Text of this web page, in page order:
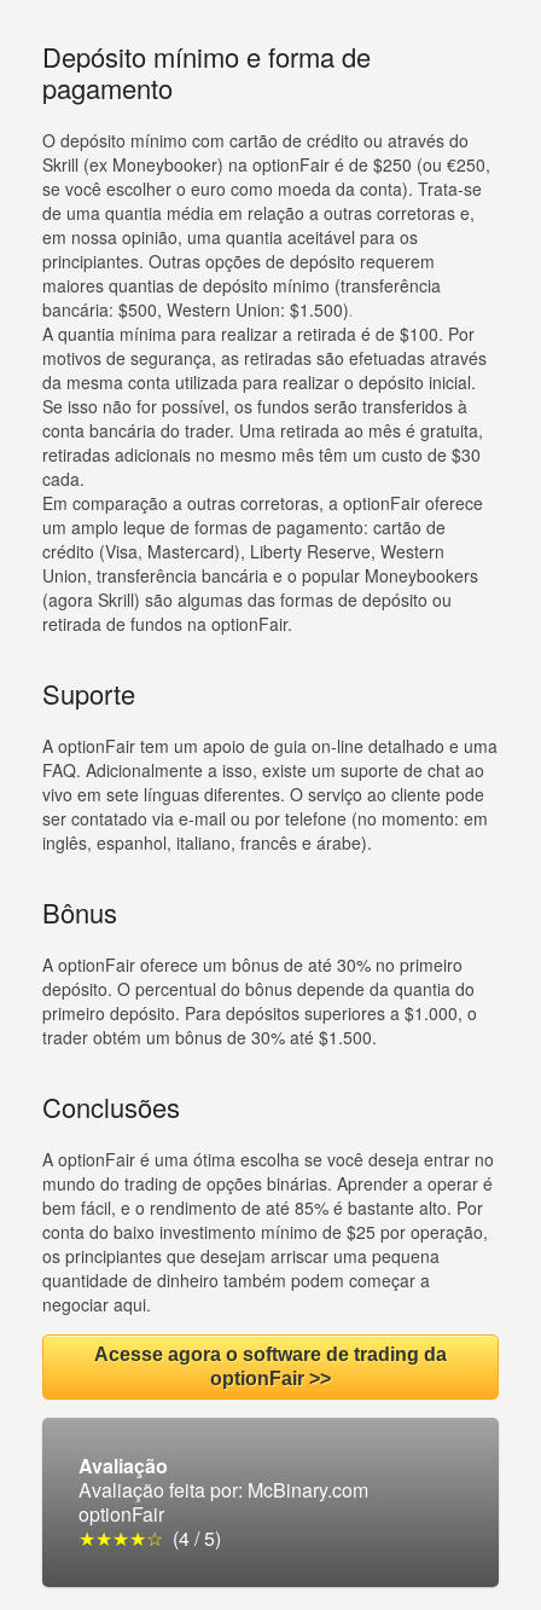
Depósito mínimo e forma de
pagamento
O depósito mínimo com cartão de crédito ou através do
Skrill (ex Moneybooker) na optionFair é de $250 (ou €250,
se você escolher o euro como moeda da conta). Trata-se
de uma quantia média em relação a outras corretoras e,
em nossa opinião, uma quantia aceitável para os
principiantes. Outras opções de depósito requerem
maiores quantias de depósito mínimo (transferência
bancária: $500, Western Union: $1.500).
A quantia mínima para realizar a retirada é de $100. Por
motivos de segurança, as retiradas são efetuadas através
da mesma conta utilizada para realizar o depósito inicial.
Se isso não for possível, os fundos serão transferidos à
conta bancária do trader. Uma retirada ao mês é gratuita,
retiradas adicionais no mesmo mês têm um custo de $30
cada.
Em comparação a outras corretoras, a optionFair oferece
um amplo leque de formas de pagamento: cartão de
crédito (Visa, Mastercard), Liberty Reserve, Western
Union, transferência bancária e o popular Moneybookers
(agora Skrill) são algumas das formas de depósito ou
retirada de fundos na optionFair.
Suporte
A optionFair tem um apoio de guia on-line detalhado e uma
FAQ. Adicionalmente a isso, existe um suporte de chat ao
vivo em sete línguas diferentes. O serviço ao cliente pode
ser contatado via e-mail ou por telefone (no momento: em
inglês, espanhol, italiano, francês e árabe).
Bônus
A optionFair oferece um bônus de até 30% no primeiro
depósito. O percentual do bônus depende da quantia do
primeiro depósito. Para depósitos superiores a $1.000, o
trader obtém um bônus de 30% até $1.500.
Conclusões
A optionFair é uma ótima escolha se você deseja entrar no
mundo do trading de opções binárias. Aprender a operar é
bem fácil, e o rendimento de até 85% é bastante alto. Por
conta do baixo investimento mínimo de $25 por operação,
os principiantes que desejam arriscar uma pequena
quantidade de dinheiro também podem começar a
negociar aqui.
Acesse agora o software de trading da
optionFair >>
Avaliação
Avaliação feita por: McBinary.com
optionFair
★★★★☆ (4 / 5)